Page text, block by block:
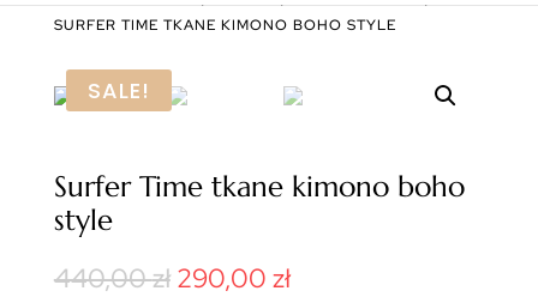
SURFER TIME TKANE KIMONO BOHO STYLE
SALE!
Surfer Time tkane kimono boho
style
440,00zł 290,00 zł